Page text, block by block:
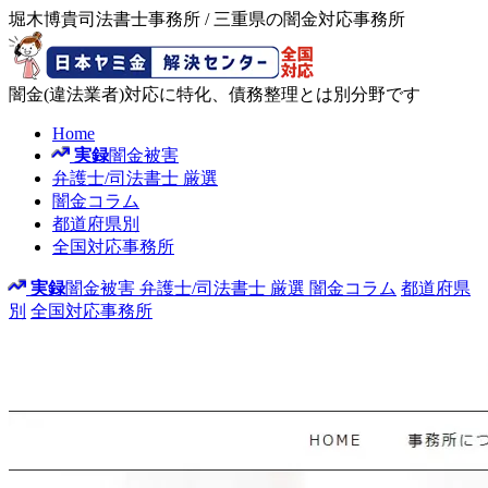
堀木博貴司法書士事務所 / 三重県の闇金対応事務所
闇金(違法業者)対応に特化、債務整理とは別分野です
Home
実録闇金被害
弁護士/司法書士 厳選
闇金コラム
都道府県別
全国対応事務所
実録闇金被害 弁護士/司法書士 厳選 闇金コラム 都道府県
別 全国対応事務所